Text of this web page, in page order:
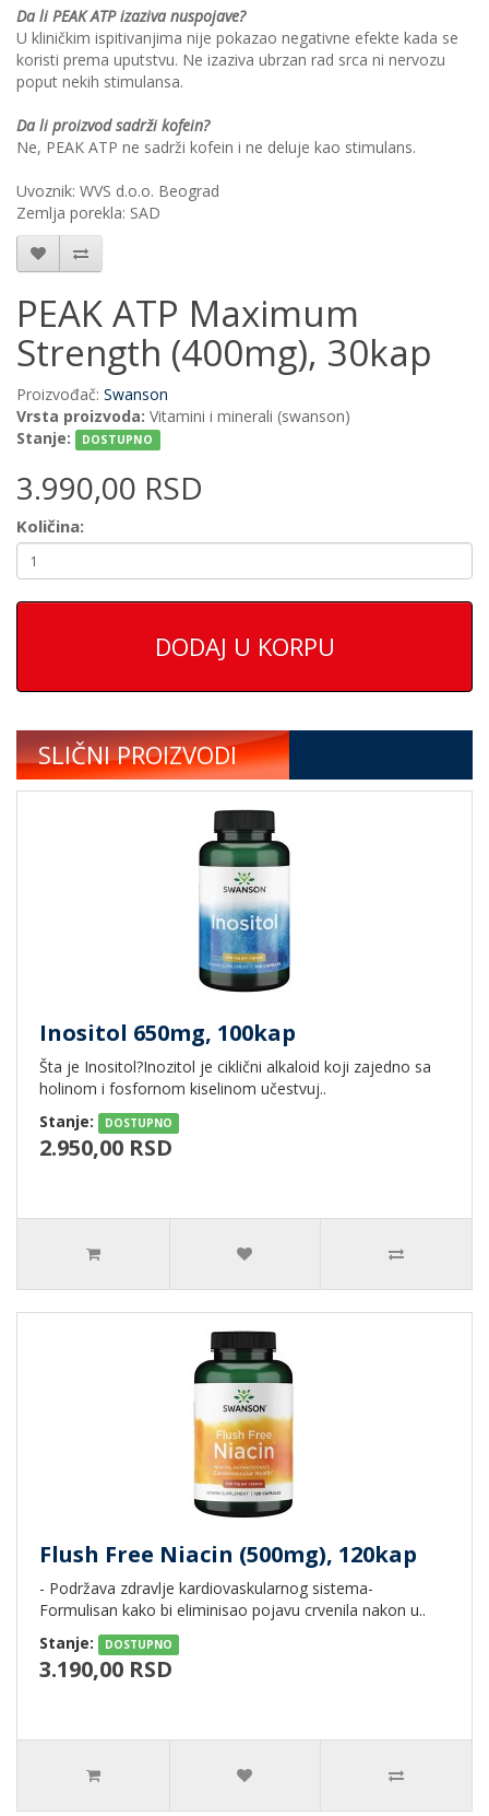
Da li PEAK ATP izaziva nuspojave?
U kliničkim ispitivanjima nije pokazao negativne efekte kada se
koristi prema uputstvu. Ne izaziva ubrzan rad srca ni nervozu
poput nekih stimulansa.
Da li proizvod sadrži kofein?
Ne, PEAK ATP ne sadrži kofein i ne deluje kao stimulans.
Uvoznik: WVS d.o.o. Beograd
Zemlja porekla: SAD
PEAK ATP Maximum
Strength (400mg), 30kap
Proizvođač: Swanson
Vrsta proizvoda: Vitamini i minerali (swanson)
Stanje:
DOSTUPNO
3.990,00 RSD
Količina:
DODAJ U KORPU
SLIČNI PROIZVODI
Inositol 650mg, 100kap
Šta je Inositol?Inozitol je ciklični alkaloid koji zajedno sa
holinom i fosfornom kiselinom učestvuj..
Stanje:
DOSTUPNO
2.950,00 RSD
Flush Free Niacin (500mg), 120kap
- Podržava zdravlje kardiovaskularnog sistema-
Formulisan kako bi eliminisao pojavu crvenila nakon u..
Stanje:
DOSTUPNO
3.190,00 RSD